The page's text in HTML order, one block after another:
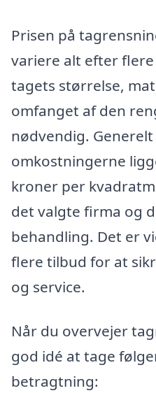
Prisen på
variere alt efter
tagets størrelse,
omfanget af den
nødvendig.
omkostningerne
kroner per
det valgte firma og
behandling. Det er
flere tilbud for at
og service.
Når du overvejer
god idé at tage
betragtning: